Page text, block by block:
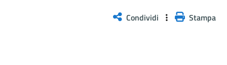
Condividi Stampa